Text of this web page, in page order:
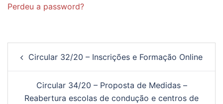
Perdeu a password?
de
Circular 32/20 – Inscrições e Formação Online
Circular 34/20 – Proposta de Medidas –
Reabertura escolas de condução e centros de